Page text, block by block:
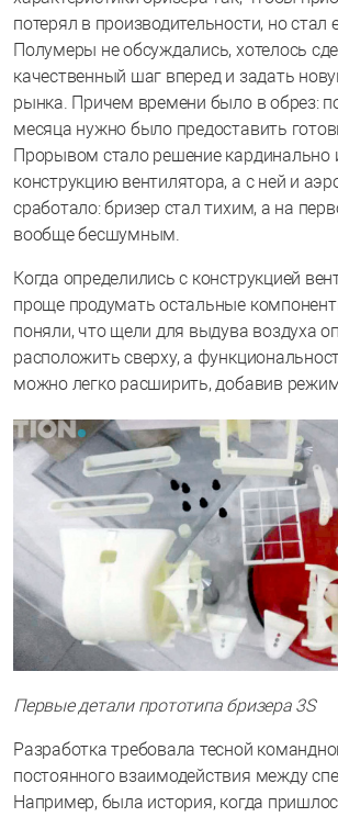
потерял в производительности, но стал
Полумеры не обсуждались, хотелось
качественный шаг вперед и задать
рынка. Причем времени было в обрез:
месяца нужно было предоставить
Прорывом стало решение кардинально
конструкцию вентилятора, а с ней и
сработало: бризер стал тихим, а на
вообще бесшумным.
Когда определились с конструкцией
проще продумать остальные
поняли, что щели для выдува воздуха
расположить сверху, а
можно легко расширить, добавив
Первые детали прототипа бризера 3S
Разработка требовала тесной
постоянного взаимодействия между
Например, была история, когда